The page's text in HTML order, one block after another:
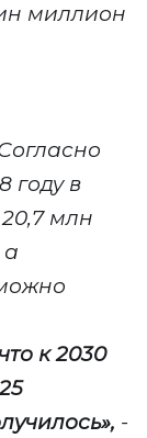
миллион
году в
млн
а
к 2030
-